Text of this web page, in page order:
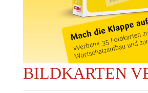
BILDKARTEN